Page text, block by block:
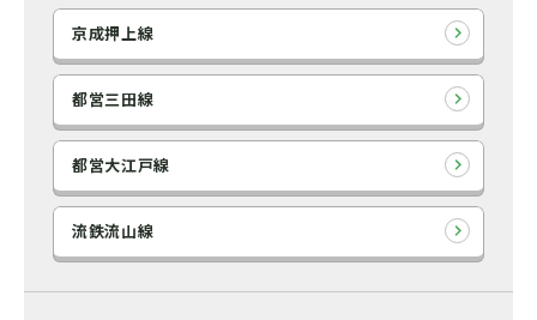
京成押上線
都営三田線
都営大江戸線
流鉄流山線